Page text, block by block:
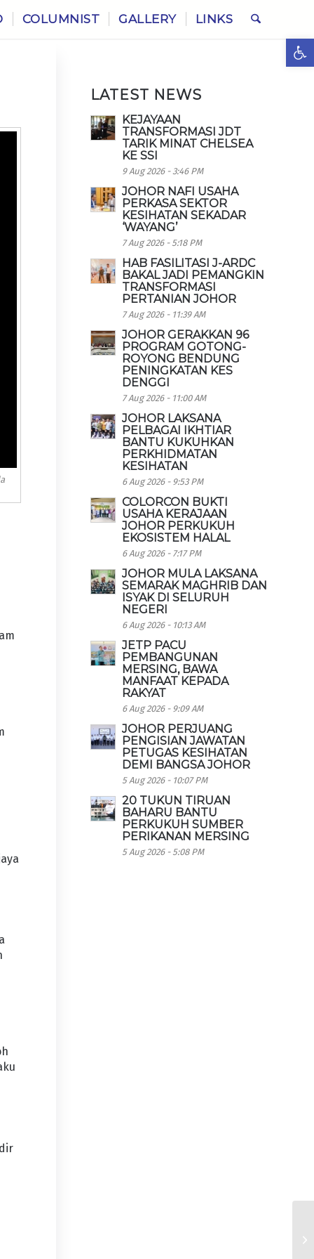
COLUMNIST GALLERY LINKS
LATEST NEWS
KEJAYAAN
TRANSFORMASI JDT
TARIK MINAT CHELSEA
KE SSI
9 Aug 2026 - 3:46 PM
JOHOR NAFI USAHA
PERKASA SEKTOR
KESIHATAN SEKADAR
‘WAYANG’
7 Aug 2026 - 5:18 PM
HAB FASILITASI J-ARDC
BAKAL JADI PEMANGKIN
TRANSFORMASI
PERTANIAN JOHOR
7 Aug 2026 - 11:39 AM
JOHOR GERAKKAN 96
PROGRAM GOTONG-
ROYONG BENDUNG
PENINGKATAN KES
DENGGI
7 Aug 2026 - 11:00 AM
JOHOR LAKSANA
PELBAGAI IKHTIAR
BANTU KUKUHKAN
PERKHIDMATAN
KESIHATAN
6 Aug 2026 - 9:53 PM
COLORCON BUKTI
USAHA KERAJAAN
JOHOR PERKUKUH
EKOSISTEM HALAL
6 Aug 2026 - 7:17 PM
JOHOR MULA LAKSANA
SEMARAK MAGHRIB DAN
ISYAK DI SELURUH
NEGERI
6 Aug 2026 - 10:13 AM
JETP PACU
PEMBANGUNAN
MERSING, BAWA
MANFAAT KEPADA
RAKYAT
6 Aug 2026 - 9:09 AM
JOHOR PERJUANG
PENGISIAN JAWATAN
PETUGAS KESIHATAN
DEMI BANGSA JOHOR
5 Aug 2026 - 10:07 PM
20 TUKUN TIRUAN
BAHARU BANTU
PERKUKUH SUMBER
PERIKANAN MERSING
5 Aug 2026 - 5:08 PM